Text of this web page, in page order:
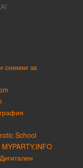
снимки за
School